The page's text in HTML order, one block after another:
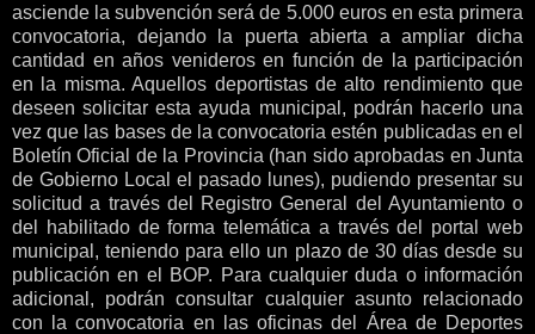
asciende la subvención será de 5.000 euros en esta primera
convocatoria, dejando la puerta abierta a ampliar dicha
cantidad en años venideros en función de la participación
en la misma. Aquellos deportistas de alto rendimiento que
deseen solicitar esta ayuda municipal, podrán hacerlo una
vez que las bases de la convocatoria estén publicadas en el
Boletín Oficial de la Provincia (han sido aprobadas en Junta
de Gobierno Local el pasado lunes), pudiendo presentar su
solicitud a través del Registro General del Ayuntamiento o
del habilitado de forma telemática a través del portal web
municipal, teniendo para ello un plazo de 30 días desde su
publicación en el BOP. Para cualquier duda o información
adicional, podrán consultar cualquier asunto relacionado
con la convocatoria en las oficinas del Área de Deportes